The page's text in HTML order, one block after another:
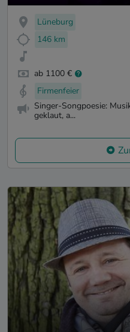
Lüneburg
146 km
ab 1100 €
Firmenfeier
Singer-Songpoesie:
geklaut, a...